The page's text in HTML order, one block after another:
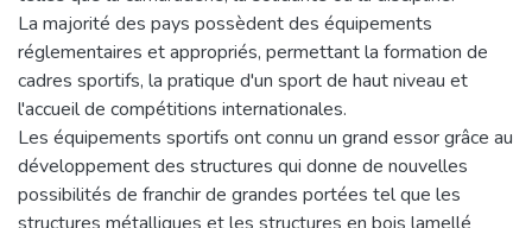
La majorité des pays possèdent des équipements
réglementaires et appropriés, permettant la formation de
cadres sportifs, la pratique d'un sport de haut niveau et
l'accueil de compétitions internationales.
Les équipements sportifs ont connu un grand essor grâce au
développement des structures qui donne de nouvelles
possibilités de franchir de grandes portées tel que les